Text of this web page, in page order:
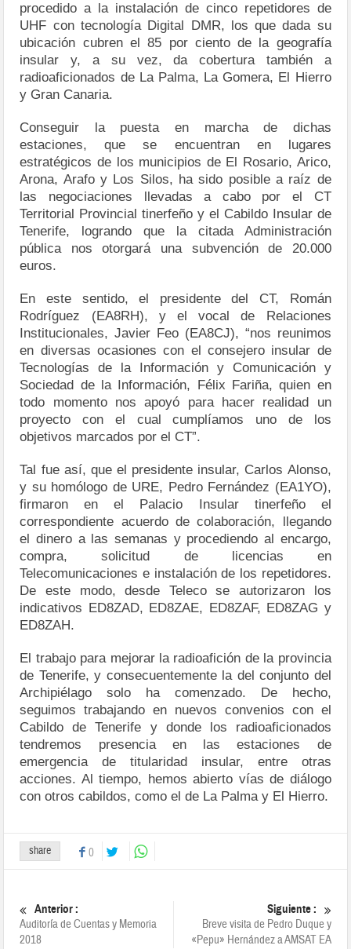
procedido a la instalación de cinco repetidores de
UHF con tecnología Digital DMR, los que dada su
ubicación cubren el 85 por ciento de la geografía
insular y, a su vez, da cobertura también a
radioaficionados de La Palma, La Gomera, El Hierro
y Gran Canaria.
Conseguir la puesta en marcha de dichas
estaciones, que se encuentran en lugares
estratégicos de los municipios de El Rosario, Arico,
Arona, Arafo y Los Silos, ha sido posible a raíz de
las negociaciones llevadas a cabo por el CT
Territorial Provincial tinerfeño y el Cabildo Insular de
Tenerife, logrando que la citada Administración
pública nos otorgará una subvención de 20.000
euros.
En este sentido, el presidente del CT, Román
Rodríguez (EA8RH), y el vocal de Relaciones
Institucionales, Javier Feo (EA8CJ), “nos reunimos
en diversas ocasiones con el consejero insular de
Tecnologías de la Información y Comunicación y
Sociedad de la Información, Félix Fariña, quien en
todo momento nos apoyó para hacer realidad un
proyecto con el cual cumplíamos uno de los
objetivos marcados por el CT”.
Tal fue así, que el presidente insular, Carlos Alonso,
y su homólogo de URE, Pedro Fernández (EA1YO),
firmaron en el Palacio Insular tinerfeño el
correspondiente acuerdo de colaboración, llegando
el dinero a las semanas y procediendo al encargo,
compra, solicitud de licencias en
Telecomunicaciones e instalación de los repetidores.
De este modo, desde Teleco se autorizaron los
indicativos ED8ZAD, ED8ZAE, ED8ZAF, ED8ZAG y
ED8ZAH.
El trabajo para mejorar la radioafición de la provincia
de Tenerife, y consecuentemente la del conjunto del
Archipiélago solo ha comenzado. De hecho,
seguimos trabajando en nuevos convenios con el
Cabildo de Tenerife y donde los radioaficionados
tendremos presencia en las estaciones de
emergencia de titularidad insular, entre otras
acciones. Al tiempo, hemos abierto vías de diálogo
con otros cabildos, como el de La Palma y El Hierro.
share 0
Anterior :
Auditoría de Cuentas y Memoria
2018
Siguiente :
Breve visita de Pedro Duque y
«Pepu» Hernández a AMSAT EA